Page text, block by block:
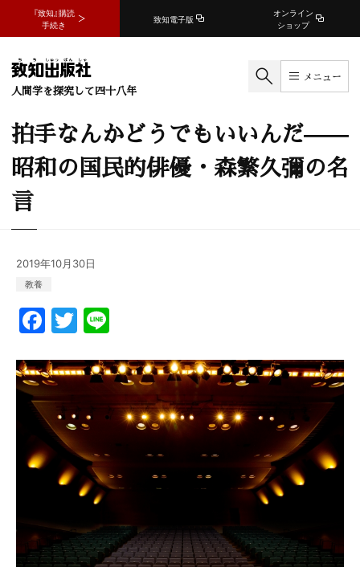
『致知』購読
手続き
致知電子版
オンライン
ショップ
人間学を探究して四十八年
メニュー
拍手なんかどうでもいいんだ——
昭和の国民的俳優・森繁久彌の名
言
2019年10月30日
教養
F
a
c
e
b
o
o
T
w
itt
er
e